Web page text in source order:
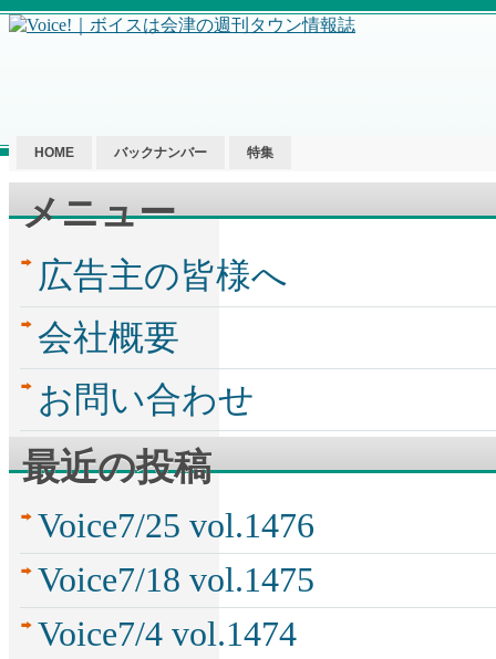
HOME バックナンバー 特集
メニュー
広告主の皆様へ
会社概要
お問い合わせ
最近の投稿
Voice7/25 vol.1476
Voice7/18 vol.1475
Voice7/4 vol.1474